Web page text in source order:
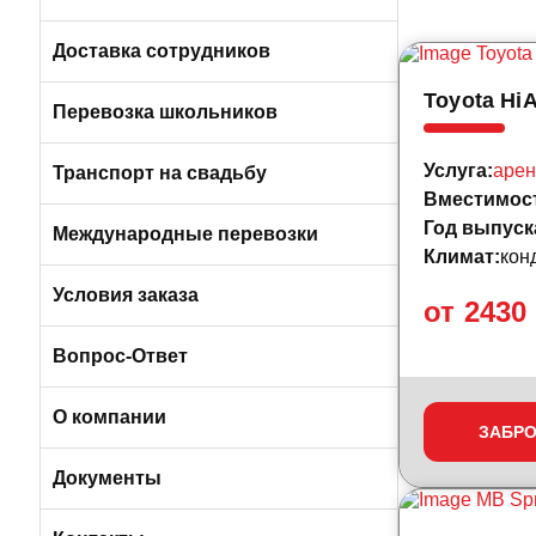
Пригородные автобусы
Вакансии в Санкт-Петербурге
Доставка сотрудников
Автобусами и микроавтобусами
Легковыми авто и минивэнами
Перевозка школьников
Транспорт на свадьбу
Автобусы
Микроавтобусы
Международные перевозки
Условия заказа
Отличия трансфера от аренды
Порядок оплаты услуг
Условия возврата
Вопрос-Ответ
О компании
О компании БизнесБас
Документы
Toyota
от
Услуга:
Год
Климат: